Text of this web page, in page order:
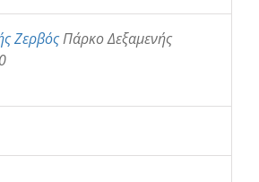
ΖερβόςΠάρκο Δεξαμενής